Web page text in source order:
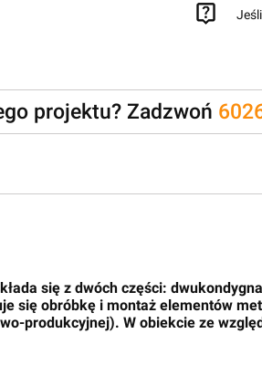
projektu? Zadzwoń
się z dwóch części:
się obróbkę i montaż elementów
produkcyjnej). W obiekcie ze